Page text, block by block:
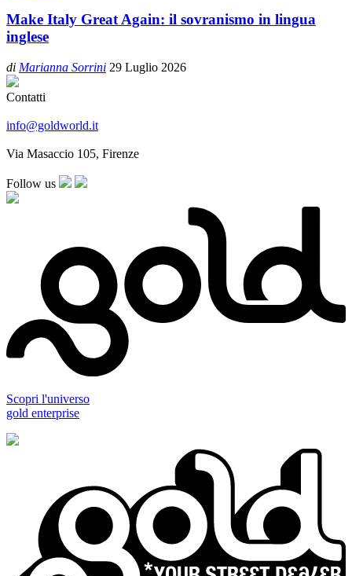
Make Italy Great Again: il sovranismo in lingua
inglese
di Marianna Sorrini 29 Luglio 2026
Contatti
info@goldworld.it
Via Masaccio 105, Firenze
Follow us
Scopri l'universo
gold enterprise